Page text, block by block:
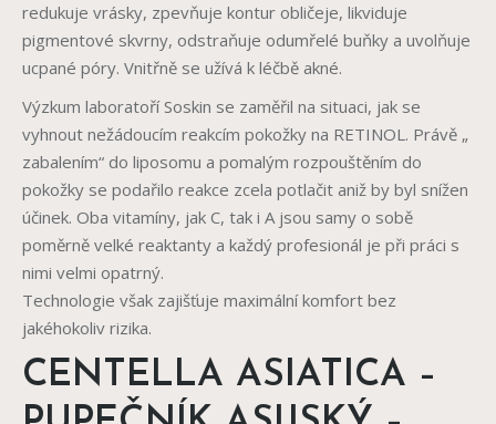
redukuje vrásky, zpevňuje kontur obličeje, likviduje
pigmentové skvrny, odstraňuje odumřelé buňky a uvolňuje
ucpané póry. Vnitřně se užívá k léčbě akné.
Výzkum laboratoří Soskin se zaměřil na situaci, jak se
vyhnout nežádoucím reakcím pokožky na RETINOL. Právě „
zabalením“ do liposomu a pomalým rozpouštěním do
pokožky se podařilo reakce zcela potlačit aniž by byl snížen
účinek. Oba vitamíny, jak C, tak i A jsou samy o sobě
poměrně velké reaktanty a každý profesionál je při práci s
nimi velmi opatrný.
Technologie však zajišťuje maximální komfort bez
jakéhokoliv rizika.
CENTELLA ASIATICA –